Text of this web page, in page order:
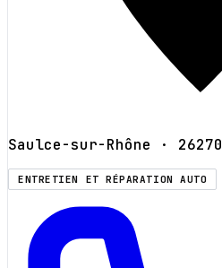
Saulce-sur-Rhône · 26270
ENTRETIEN ET RÉPARATION AUTO